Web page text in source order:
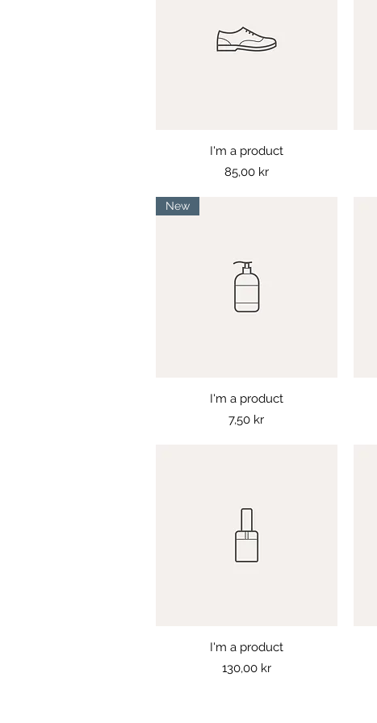
Snabbvisning
I'm a product
Pris
85,00 kr
Snabbvisning
New
I'm a product
Pris
7,50 kr
Snabbvisning
I'm a product
Pris
130,00 kr